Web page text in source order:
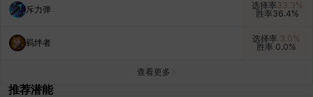
阿德瑞娜 雪琳
雷妮
斥力弹 选择率 33.3%
胜率36.4%
羁绊者 选择率 3.0%
胜率 0.0%
查看更多
推荐潜能